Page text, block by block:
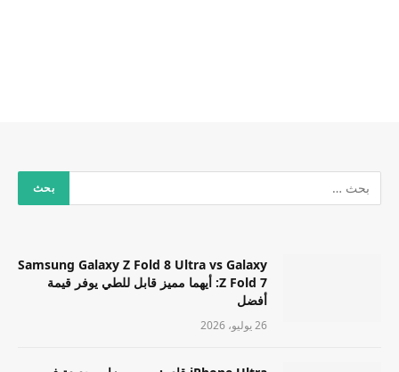
Samsung Galaxy Z Fold 8 Ultra vs Galaxy
Z Fold 7: أيهما مميز قابل للطي يوفر قيمة
أفضل
26 يوليو، 2026